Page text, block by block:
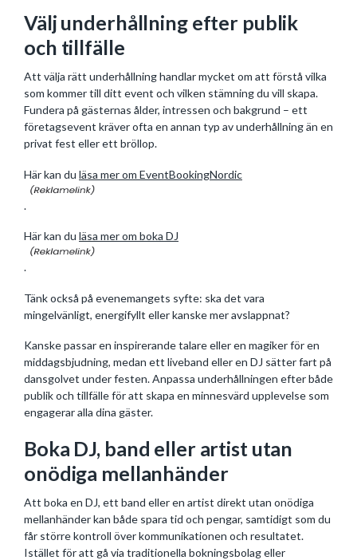
Välj underhållning efter publik
och tillfälle
Att välja rätt underhållning handlar mycket om att förstå vilka
som kommer till ditt event och vilken stämning du vill skapa.
Fundera på gästernas ålder, intressen och bakgrund – ett
företagsevent kräver ofta en annan typ av underhållning än en
privat fest eller ett bröllop.
Här kan du läsa mer om EventBookingNordic
.
Här kan du läsa mer om boka DJ
.
Tänk också på evenemangets syfte: ska det vara
mingelvänligt, energifyllt eller kanske mer avslappnat?
Kanske passar en inspirerande talare eller en magiker för en
middagsbjudning, medan ett liveband eller en DJ sätter fart på
dansgolvet under festen. Anpassa underhållningen efter både
publik och tillfälle för att skapa en minnesvärd upplevelse som
engagerar alla dina gäster.
Boka DJ, band eller artist utan
onödiga mellanhänder
Att boka en DJ, ett band eller en artist direkt utan onödiga
mellanhänder kan både spara tid och pengar, samtidigt som du
får större kontroll över kommunikationen och resultatet.
Istället för att gå via traditionella bokningsbolag eller